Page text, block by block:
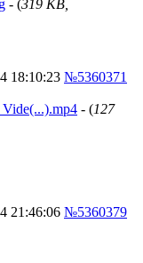
- (319 KB,
18:10:23 №5360371
- (127
21:46:06 №5360379